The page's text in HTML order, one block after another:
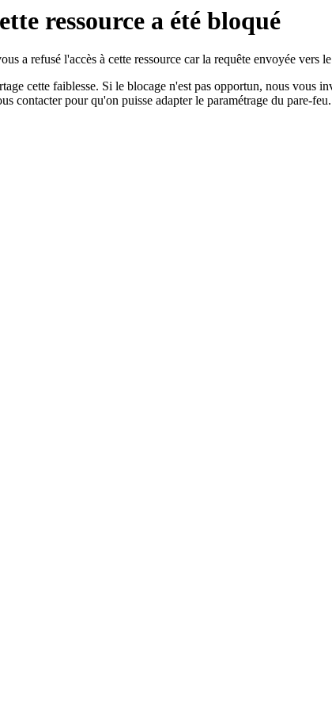
ressource a été bloqué
a refusé l'accès à cette ressource car la requête envoyée vers
cette faiblesse. Si le blocage n'est pas opportun, nous vous
contacter pour qu'on puisse adapter le paramétrage du pare-feu.